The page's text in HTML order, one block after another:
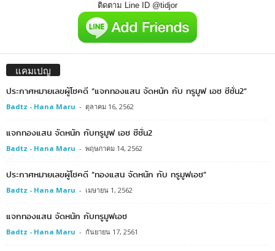
ติดตาม Line ID @tidjor
แคมเปญ
ประกาศหมายเลขผู้โชคดี “แจกทองแสน จัดหนัก กับ ทรูมูฟ เอช ซีซั่น2”
Badtz - Hana Maru - ตุลาคม 16, 2562
แจกทองแสน จัดหนัก กับทรูมูฟ เอช ซีซั่น2
Badtz - Hana Maru - พฤษภาคม 14, 2562
ประกาศหมายเลขผู้โชคดี “ทองแสน จัดหนัก กับ ทรูมูฟเอช”
Badtz - Hana Maru - เมษายน 1, 2562
แจกทองแสน จัดหนัก กับทรูมูฟเอช
Badtz - Hana Maru - กันยายน 17, 2561